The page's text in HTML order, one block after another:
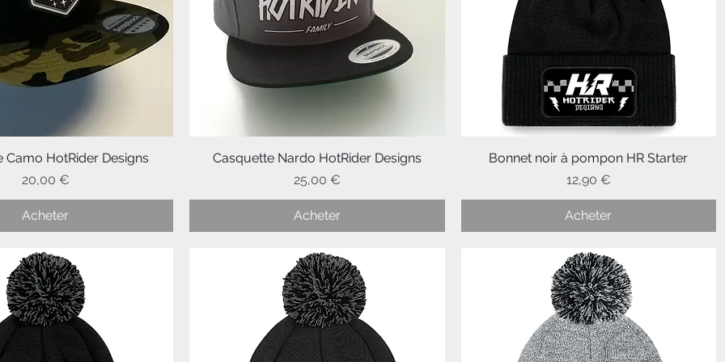
Aperçu rapide
Camo HotRider Designs
Prix
20,00 €
Acheter
Aperçu rapide
Casquette Nardo HotRider Designs
Prix
25,00 €
Acheter
Aperçu rapide
Bonnet noir à pompon HR Starter
Prix
12,90 €
Acheter